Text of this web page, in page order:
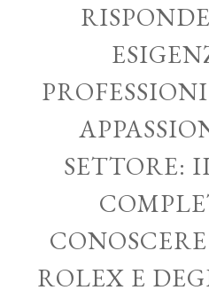
SETTORE:
ROLEX E